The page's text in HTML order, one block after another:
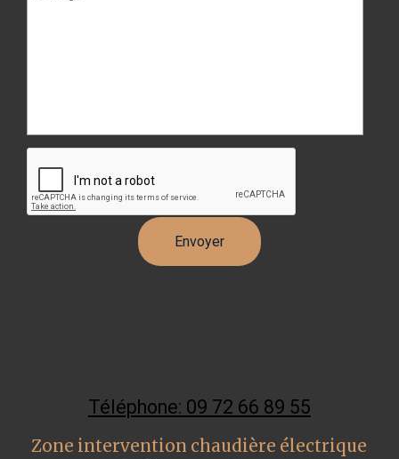
Téléphone: 09 72 66 89 55
Zone intervention chaudière électrique